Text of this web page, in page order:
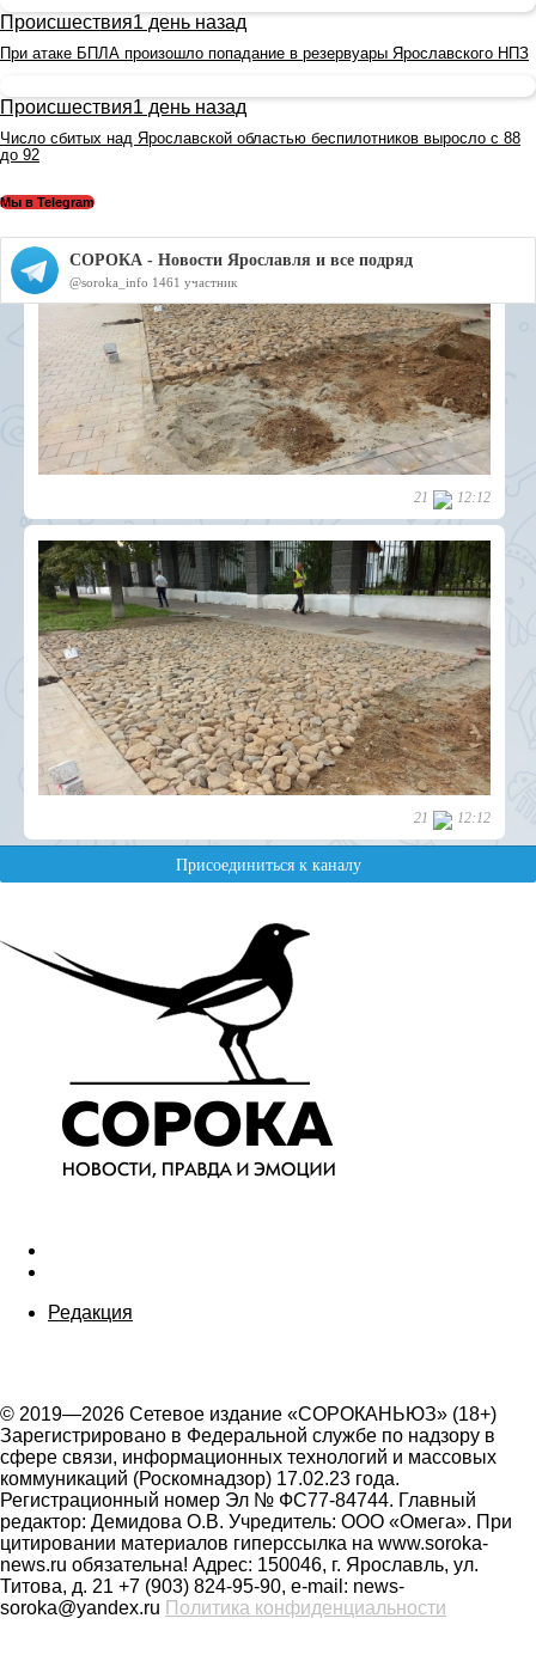
Происшествия1 день назад
При атаке БПЛА произошло попадание в резервуары Ярославского НПЗ
Происшествия1 день назад
Число сбитых над Ярославской областью беспилотников выросло с 88
до 92
Мы в Telegram
Редакция
© 2019—2026 Сетевое издание «СОРОКАНЬЮЗ» (18+)
Зарегистрировано в Федеральной службе по надзору в
сфере связи, информационных технологий и массовых
коммуникаций (Роскомнадзор) 17.02.23 года.
Регистрационный номер Эл № ФС77-84744. Главный
редактор: Демидова О.В. Учредитель: ООО «Омега». При
цитировании материалов гиперссылка на www.soroka-
news.ru обязательна! Адрес: 150046, г. Ярославль, ул.
Титова, д. 21 +7 (903) 824-95-90, e-mail: news-
soroka@yandex.ru Политика конфиденциальности